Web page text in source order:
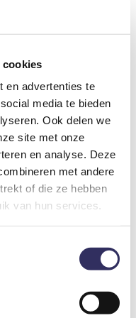
cookies
en advertenties te
media te bieden
Ook delen we
site met onze
en analyse. Deze
met andere
of die ze hebben
van hun services.
op basis
om
op
websites te
om relevante
te
op basis
van
1 jaar
1 dag